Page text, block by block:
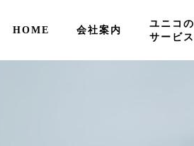
HOME 会社案内
ユニコの
サービス